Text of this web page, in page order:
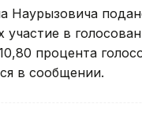
Наурызовича
в
процента
в сообщении.